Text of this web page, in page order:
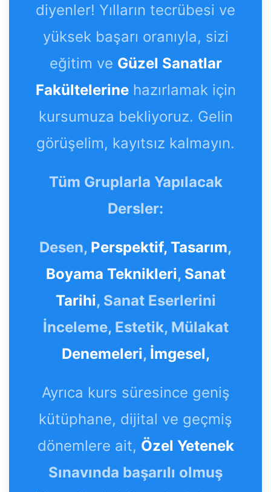
diyenler! Yılların tecrübesi ve
yüksek başarı oranıyla, sizi
eğitim ve Güzel Sanatlar
Fakültelerinehazırlamak için
kursumuza bekliyoruz. Gelin
görüşelim, kayıtsız kalmayın.
Tüm Gruplarla Yapılacak
Dersler:
Desen, Perspektif, Tasarım,
Boyama Teknikleri, Sanat
Tarihi, Sanat Eserlerini
İnceleme, Estetik, Mülakat
Denemeleri, İmgesel,
Ayrıca kurs süresince geniş
kütüphane, dijital ve geçmiş
dönemlere ait, Özel Yetenek
Sınavında başarılı olmuş